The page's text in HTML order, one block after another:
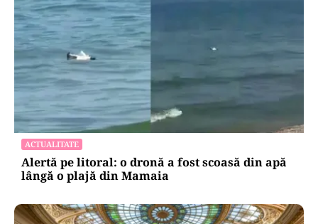
ACTUALITATE
Alertă pe litoral: o dronă a fost scoasă din apă
lângă o plajă din Mamaia